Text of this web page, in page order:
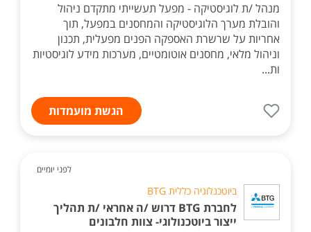
מנהל /ת לוגיסטיקה - מפעל תעשייתי מתקדם ניהול
והובלת מערך הלוגיסטיקה והמחסנים במפעל, תוך
אחריות על שרשרת האספקה הפנים מפעלית, תכנון
וניהול מלאי, מחסנים אוטומטיים, מערכות מידע לוגיסטיות
ות...
הגשת מועמדות
לפני יומיים
ביוטכנלוגיה כללית BTG
לחברת BTG דרוש /ה אחראי /ת תהליך
ייצור ביוטכנולוגי- צוות חלבונים